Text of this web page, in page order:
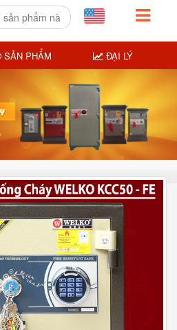
SẢN PHẨM ĐẠI LÝ